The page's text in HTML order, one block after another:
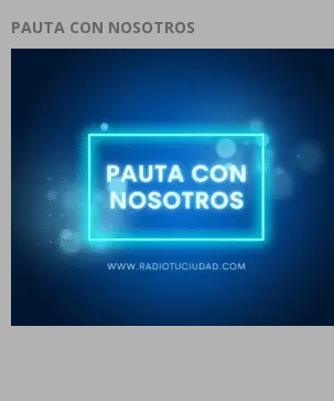
PAUTA CON NOSOTROS